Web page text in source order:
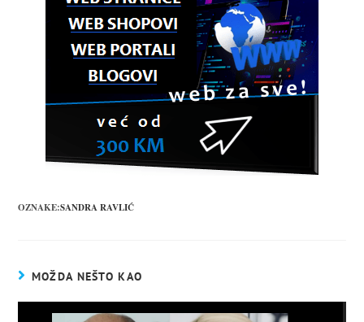
OZNAKE:SANDRA RAVLIĆ
MOŽDA NEŠTO KAO